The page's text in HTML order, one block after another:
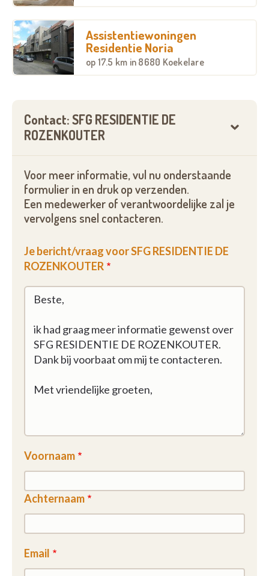
Assistentiewoningen
Residentie Noria
op 17.5 km in 8680 Koekelare
Contact: SFG RESIDENTIE DE
ROZENKOUTER
Voor meer informatie, vul nu onderstaande
formulier in en druk op verzenden.
Een medewerker of verantwoordelijke zal je
vervolgens snel contacteren.
Je bericht/vraag voor SFG RESIDENTIE DE
ROZENKOUTER
Voornaam
Achternaam
Email